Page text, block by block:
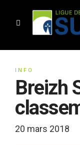
INFO
Breizh
20 mars 2018